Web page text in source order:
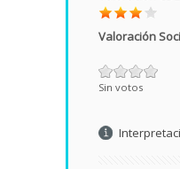
Valoración
Sin votos